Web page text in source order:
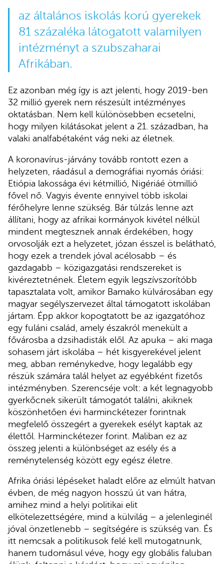
az általános iskolás korú gyerekek
81 százaléka látogatott valamilyen
intézményt a szubszaharai
Afrikában.
Ez azonban még így is azt jelenti, hogy 2019-ben
32 millió gyerek nem részesült intézményes
oktatásban. Nem kell különösebben ecsetelni,
hogy milyen kilátásokat jelent a 21. században, ha
valaki analfabétaként vág neki az életnek.
A koronavírus-járvány tovább rontott ezen a
helyzeten, ráadásul a demográfiai nyomás óriási:
Etiópia lakossága évi kétmillió, Nigériáé ötmillió
fővel nő. Vagyis évente ennyivel több iskolai
férőhelyre lenne szükség. Bár túlzás lenne azt
állítani, hogy az afrikai kormányok kivétel nélkül
mindent megtesznek annak érdekében, hogy
orvosolják ezt a helyzetet, józan ésszel is belátható,
hogy ezek a trendek jóval acélosabb – és
gazdagabb – közigazgatási rendszereket is
kivéreztetnének. Életem egyik legszívszorítóbb
tapasztalata volt, amikor Bamako külvárosában egy
magyar segélyszervezet által támogatott iskolában
jártam. Épp akkor kopogtatott be az igazgatóhoz
egy fuláni család, amely északról menekült a
fővárosba a dzsihadisták elől. Az apuka – aki maga
sohasem járt iskolába – hét kisgyerekével jelent
meg, abban reménykedve, hogy legalább egy
részük számára talál helyet az egyébként fizetős
intézményben. Szerencséje volt: a két legnagyobb
gyerkőcnek sikerült támogatót találni, akiknek
köszönhetően évi harminckétezer forintnak
megfelelő összegért a gyerekek esélyt kaptak az
élettől. Harminckétezer forint. Maliban ez az
összeg jelenti a különbséget az esély és a
reménytelenség között egy egész életre.
Afrika óriási lépéseket haladt előre az elmúlt hatvan
évben, de még nagyon hosszú út van hátra,
amihez mind a helyi politikai elit
elkötelezettségére, mind a külvilág – a jelenleginél
jóval önzetlenebb – segítségére is szükség van. És
itt nemcsak a politikusok felé kell mutogatnunk,
hanem tudomásul véve, hogy egy globális faluban